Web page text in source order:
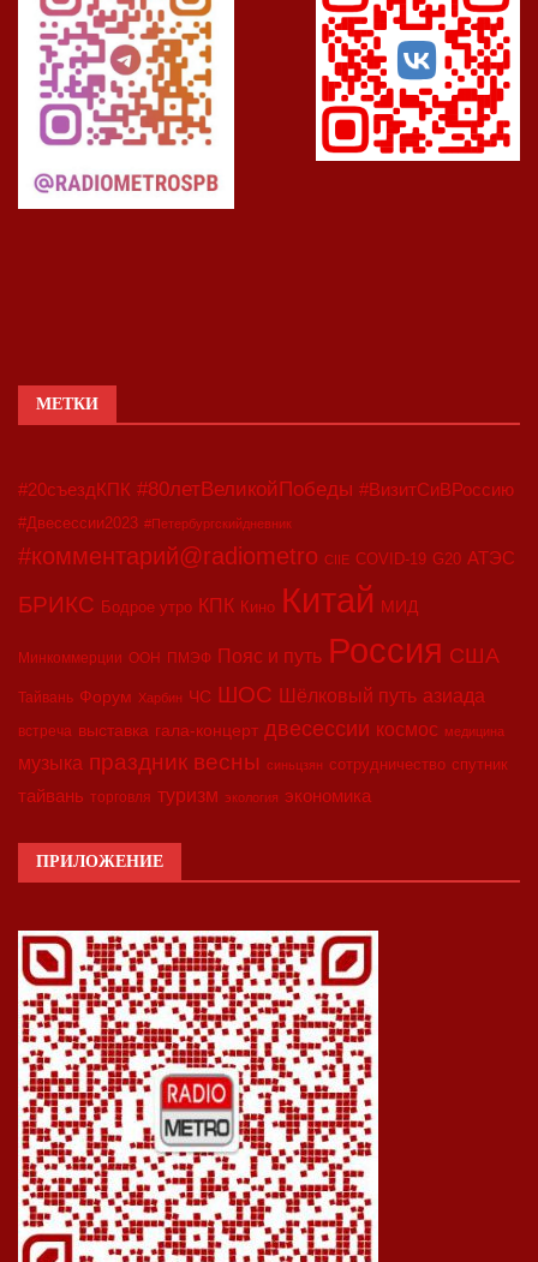
МЕТКИ
#20съездКПК #80летВеликойПобеды #ВизитСиВРоссию
#Двесессии2023 #Петербургскийдневник
#комментарий@radiometro CIIE COVID-19 G20 АТЭС
БРИКС Бодрое утро КПК Кино Китай МИД
Минкоммерции ООН ПМЭФ Пояс и путь Россия США
Тайвань Форум Харбин ЧС ШОС Шёлковый путь азиада
встреча выставка гала-концерт двесессии космос медицина
музыка праздник весны синьцзян сотрудничество спутник
тайвань торговля туризм экология экономика
ПРИЛОЖЕНИЕ